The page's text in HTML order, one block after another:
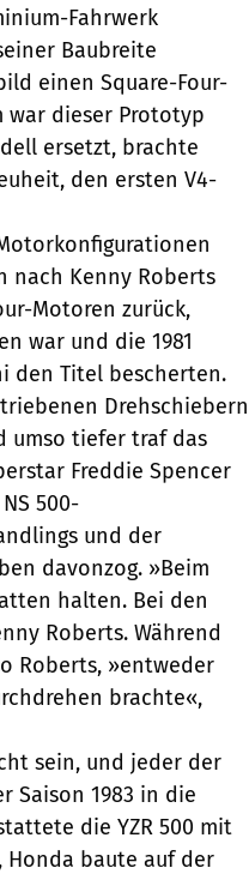
Fahrwerk
Baubreite
einen Square-Four-
war dieser Prototyp
ersetzt, brachte
den ersten V4-
Kenny Roberts
Motoren zurück,
war und die 1981
den Titel bescherten.
Drehschiebern
umso tiefer traf das
Freddie Spencer
500-
und der
davonzog. »Beim
halten. Bei den
Roberts. Während
Roberts, »entweder
brachte«,
sein, und jeder der
Saison 1983 in die
die YZR 500 mit
Honda baute auf der